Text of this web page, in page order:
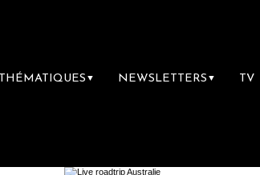
THÉMATIQUES ▼ NEWSLETTERS ▼ TV